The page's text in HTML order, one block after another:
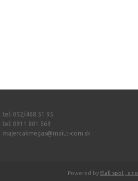
tel: 052/468 51 95
tel: 0911 801 569
majercakmegas@mail.t-com.sk
Powered by Elall spol., s r.o.